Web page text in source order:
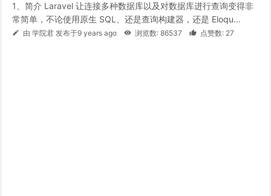
1、简介 Laravel 让连接多种数据库以及对数据库进行查询变得非
常简单，不论使用原生 SQL、还是查询构建器，还是 Eloqu...
由 学院君 发布于9 years ago 浏览数: 86537 点赞数: 27